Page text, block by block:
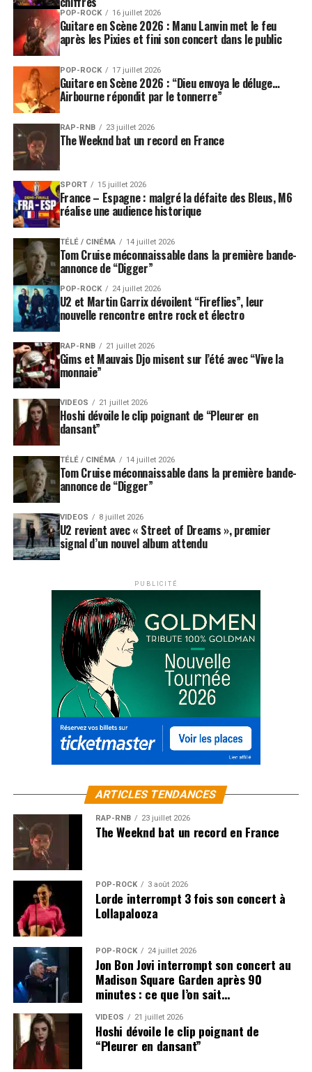
POP-ROCK 16 juillet 2026
Guitare en Scène 2026 : Manu Lanvin met le feu
après les Pixies et fini son concert dans le public
POP-ROCK 17 juillet 2026
Guitare en Scène 2026 : “Dieu envoya le déluge…
Airbourne répondit par le tonnerre”
RAP-RNB 23 juillet 2026
The Weeknd bat un record en France
SPORT 15 juillet 2026
France – Espagne : malgré la défaite des Bleus, M6
réalise une audience historique
TÉLÉ / CINÉMA 14 juillet 2026
Tom Cruise méconnaissable dans la première bande-
annonce de “Digger”
POP-ROCK 24 juillet 2026
U2 et Martin Garrix dévoilent “Fireflies”, leur
nouvelle rencontre entre rock et électro
RAP-RNB 21 juillet 2026
Gims et Mauvais Djo misent sur l’été avec “Vive la
monnaie”
VIDEOS 21 juillet 2026
Hoshi dévoile le clip poignant de “Pleurer en
dansant”
TÉLÉ / CINÉMA 14 juillet 2026
Tom Cruise méconnaissable dans la première bande-
annonce de “Digger”
VIDEOS 8 juillet 2026
U2 revient avec « Street of Dreams », premier
signal d’un nouvel album attendu
PUBLICITÉ
ARTICLES TENDANCES
RAP-RNB 23 juillet 2026
The Weeknd bat un record en France
POP-ROCK 3 août 2026
Lorde interrompt 3 fois son concert à
Lollapalooza
POP-ROCK 24 juillet 2026
Jon Bon Jovi interrompt son concert au
Madison Square Garden après 90
minutes : ce que l’on sait…
VIDEOS 21 juillet 2026
Hoshi dévoile le clip poignant de
“Pleurer en dansant”